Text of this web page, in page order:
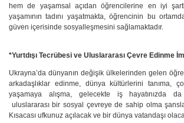
hem de yaşamsal açıdan öğrencilerine en iyi
yaşamının tadını yaşatmakta, öğrencinin bu
güven içerisinde sosyalleşmesini sağlamaktadır.
*Yurtdışı Tecrübesi ve Uluslararası Çevre Edinme
Ukrayna’da dünyanın değişik ülkelerinden gelen
arkadaşlıklar edinme, dünya kültürlerini tanıma,
yaşamaya alışma, gelecekte iş hayatınızda da
uluslararası bir sosyal çevreye de sahip olma
Kısacası ufkunuz açılacak ve bir dünya vatandaşı